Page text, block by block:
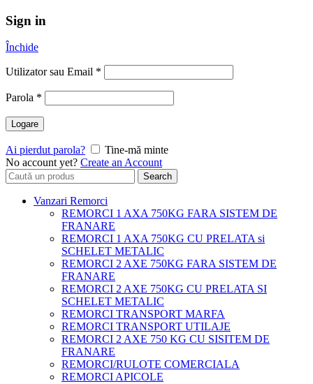
Sign in
Închide
Utilizator sau Email *
Parola *
Logare
Ai pierdut parola?
Tine-mă minte
No account yet? Create an Account
Search
for:
Search
Vanzari Remorci
REMORCI 1 AXA 750KG FARA SISTEM DE
FRANARE
REMORCI 1 AXA 750KG CU PRELATA si
SCHELET METALIC
REMORCI 2 AXE 750KG FARA SISTEM DE
FRANARE
REMORCI 2 AXE 750KG CU PRELATA SI
SCHELET METALIC
REMORCI TRANSPORT MARFA
REMORCI TRANSPORT UTILAJE
REMORCI 2 AXE 750 KG CU SISITEM DE
FRANARE
REMORCI/RULOTE COMERCIALA
REMORCI APICOLE